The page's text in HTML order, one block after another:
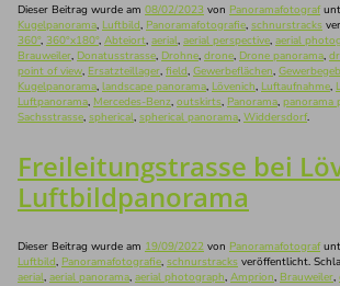
Dieser Beitrag wurde am 08/02/2023 von Panoramafotograf
Kugelpanorama, Luftbild, Panoramafotografie, schnurstracks
360°, 360°x180°, Abteiort, aerial, aerial perspective, aerial
Brauweiler, Donatusstrasse, Drohne, drone, Drone panorama,
point of view, Ersatzteillager, field, Gewerbeflächen,
Kugelpanorama, landscape panorama, Lövenich, Luftaufnahme,
Luftpanorama, Mercedes-Benz, outskirts, Panorama, panorama
Sachsstrasse, spherical, spherical panorama, Widdersdorf.
Freileitungstrasse bei
Luftbildpanorama
Dieser Beitrag wurde am 19/09/2022 von Panoramafotograf
Luftbild, Panoramafotografie, schnurstracks veröffentlicht.
aerial, aerial panorama, aerial photograph, Amprion, Brauweiler,